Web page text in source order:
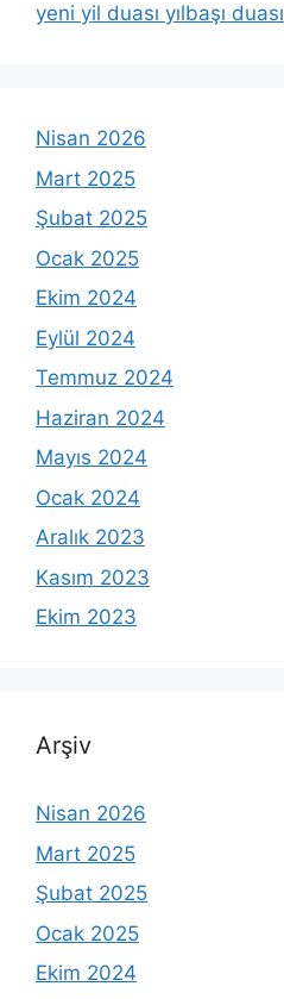
yeni yil duası yılbaşı duası
Nisan 2026
Mart 2025
Şubat 2025
Ocak 2025
Ekim 2024
Eylül 2024
Temmuz 2024
Haziran 2024
Mayıs 2024
Ocak 2024
Aralık 2023
Kasım 2023
Ekim 2023
Arşiv
Nisan 2026
Mart 2025
Şubat 2025
Ocak 2025
Ekim 2024